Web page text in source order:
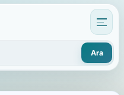
Ara